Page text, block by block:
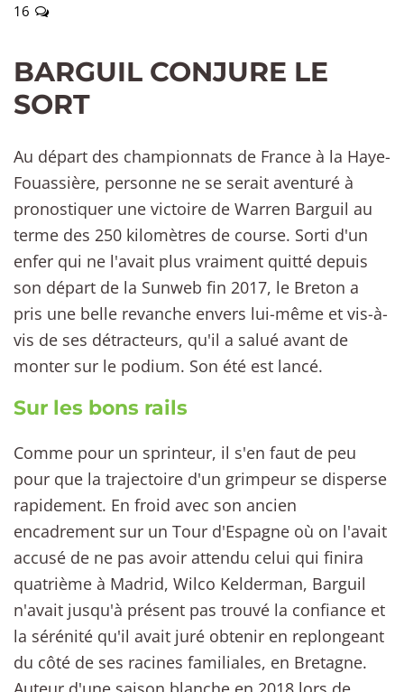
16
BARGUIL CONJURE LE
SORT
Au départ des championnats de France à la Haye-
Fouassière, personne ne se serait aventuré à
pronostiquer une victoire de Warren Barguil au
terme des 250 kilomètres de course. Sorti d'un
enfer qui ne l'avait plus vraiment quitté depuis
son départ de la Sunweb fin 2017, le Breton a
pris une belle revanche envers lui-même et vis-à-
vis de ses détracteurs, qu'il a salué avant de
monter sur le podium. Son été est lancé.
Sur les bons rails
Comme pour un sprinteur, il s'en faut de peu
pour que la trajectoire d'un grimpeur se disperse
rapidement. En froid avec son ancien
encadrement sur un Tour d'Espagne où on l'avait
accusé de ne pas avoir attendu celui qui finira
quatrième à Madrid, Wilco Kelderman, Barguil
n'avait jusqu'à présent pas trouvé la confiance et
la sérénité qu'il avait juré obtenir en replongeant
du côté de ses racines familiales, en Bretagne.